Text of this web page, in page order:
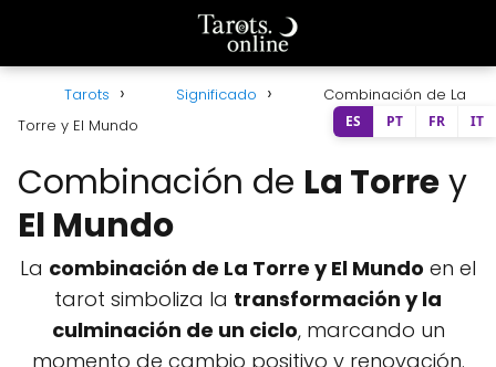
Tarots Significado
Combinación de La
Torre y El Mundo
Combinación de La Torrey
El Mundo
La combinación de La Torre y El Mundo en el
tarot simboliza la transformación y la
culminación de un ciclo, marcando un
momento de cambio positivo y renovación.
ES PT FR IT